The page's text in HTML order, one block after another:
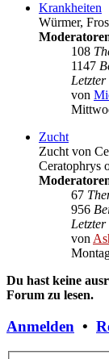
Krankheiten
Würmer,
108
1147
von
Zucht
Zucht von
Ceratophrys
67
956
von
Du hast keine
Forum zu lesen.
Anmelden •